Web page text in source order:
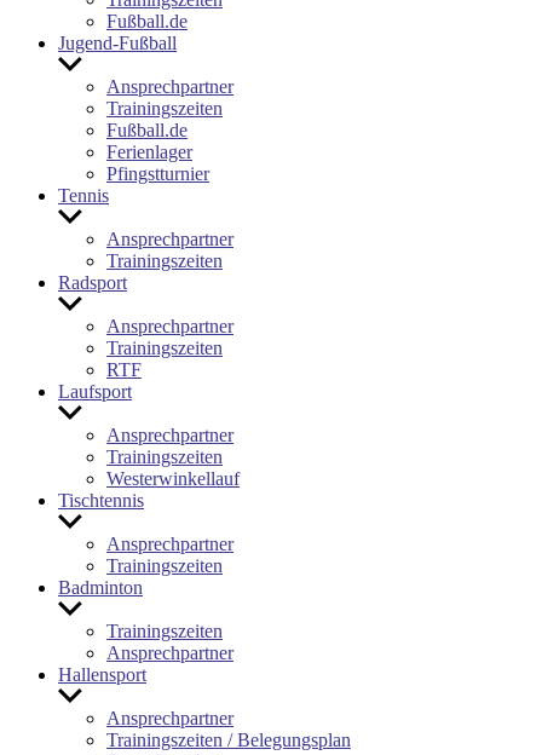
Fußball.de
Jugend-Fußball
Untermenü
anzeigenAnsprechpartner
Trainingszeiten
Fußball.de
Ferienlager
Pfingstturnier
Tennis
Untermenü
anzeigenAnsprechpartner
Trainingszeiten
Radsport
Untermenü
anzeigenAnsprechpartner
Trainingszeiten
RTF
Laufsport
Untermenü
anzeigenAnsprechpartner
Trainingszeiten
Westerwinkellauf
Tischtennis
Untermenü
anzeigenAnsprechpartner
Trainingszeiten
Badminton
Untermenü
anzeigenTrainingszeiten
Ansprechpartner
Hallensport
Untermenü
anzeigenAnsprechpartner
Trainingszeiten / Belegungsplan